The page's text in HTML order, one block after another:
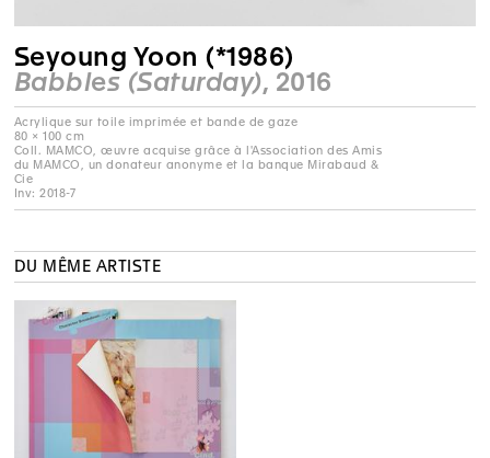
Seyoung Yoon (*1986)
Babbles (Saturday), 2016
Acrylique sur toile imprimée et bande de gaze
80 × 100 cm
Coll. MAMCO, œuvre acquise grâce à l'Association des Amis
du MAMCO, un donateur anonyme et la banque Mirabaud &
Cie
Inv: 2018-7
DU MÊME ARTISTE